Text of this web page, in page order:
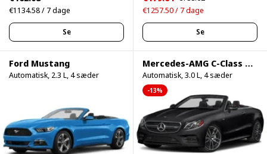
€1134.58 / 7 dage
Se
€1257.50 / 7 dage
Se
Ford Mustang
Automatisk, 2.3 L, 4 sæder
Mercedes-AMG C-Class Cabrio
Automatisk, 3.0 L, 4 sæder
-13%